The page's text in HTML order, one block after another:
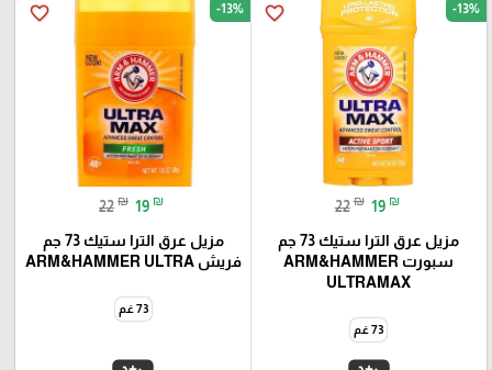
favorite_border -13%
22 ₪ 19 ₪
مزيل عرق الترا ستيك 73 جم
سبورت ARM&HAMMER
ULTRAMAX
73 غم
favorite_border -13%
22 ₪ 19 ₪
مزيل عرق الترا ستيك 73 جم
فريش ARM&HAMMER ULTRA
73 غم